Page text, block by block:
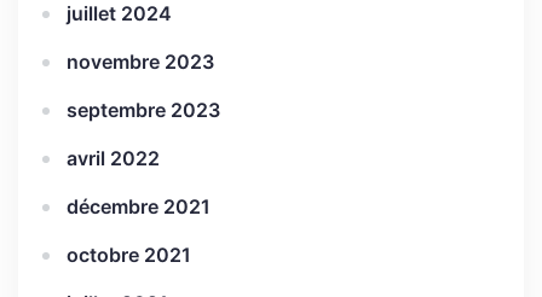
juillet 2024
novembre 2023
septembre 2023
avril 2022
décembre 2021
octobre 2021